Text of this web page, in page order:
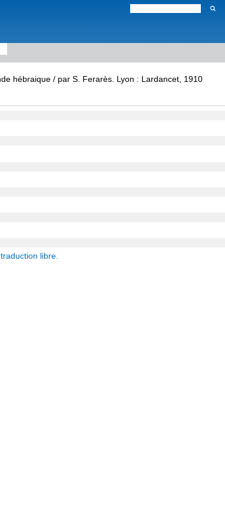
hébraique / par S. Ferarès. Lyon : Lardancet, 1910
libre.